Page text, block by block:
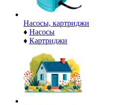
Насосы, картриджи
♦ Насосы
♦ Картриджи